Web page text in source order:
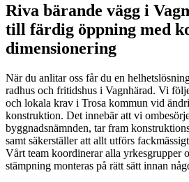
Riva bärande vägg i
till färdig öppning med
dimensionering
När du anlitar oss får du en
radhus och fritidshus i Vagnhärad. Vi
och lokala krav i Trosa kommun vid
konstruktion. Det innebär att vi
byggnadsnämnden, tar fram
samt säkerställer att allt utförs
Vårt team koordinerar alla yrkesgrupper
stämpning monteras på rätt sätt innan